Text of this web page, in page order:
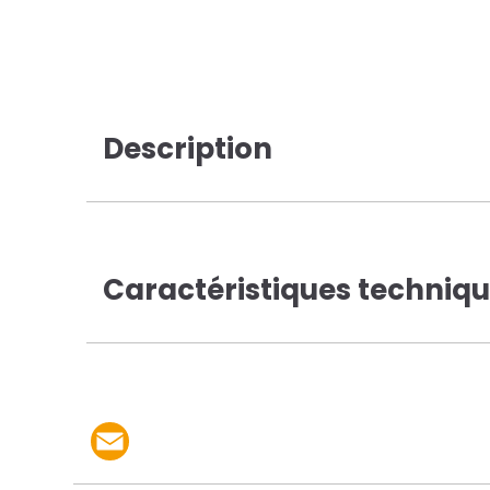
Description
Caractéristiques
Partager le produit